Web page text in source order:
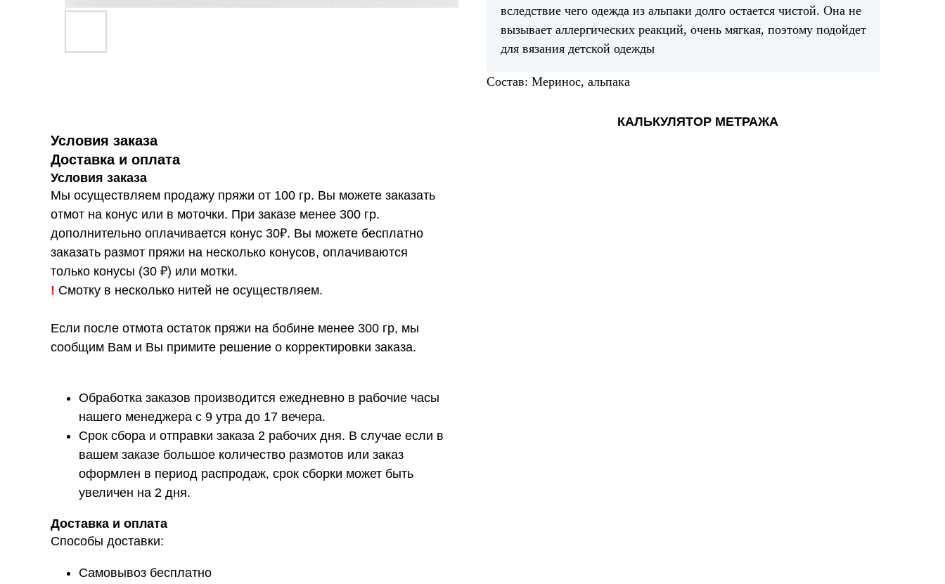
вследствие чего одежда из альпаки долго остается чистой. Она не
вызывает аллергических реакций, очень мягкая, поэтому подойдет
для вязания детской одежды
Состав: Меринос, альпака
КАЛЬКУЛЯТОР МЕТРАЖА
Условия заказа
Доставка и оплата
Условия заказа
Мы осуществляем продажу пряжи от 100 гр. Вы можете заказать
отмот на конус или в моточки. При заказе менее 300 гр.
дополнительно оплачивается конус 30₽. Вы можете бесплатно
заказать размот пряжи на несколько конусов, оплачиваются
только конусы (30 ₽) или мотки.
! Смотку в несколько нитей не осуществляем.
Если после отмота остаток пряжи на бобине менее 300 гр, мы
сообщим Вам и Вы примите решение о корректировки заказа.
Обработка заказов производится ежедневно в рабочие часы
нашего менеджера с 9 утра до 17 вечера.
Срок сбора и отправки заказа 2 рабочих дня. В случае если в
вашем заказе большое количество размотов или заказ
оформлен в период распродаж, срок сборки может быть
увеличен на 2 дня.
Доставка и оплата
Способы доставки:
Самовывоз бесплатно